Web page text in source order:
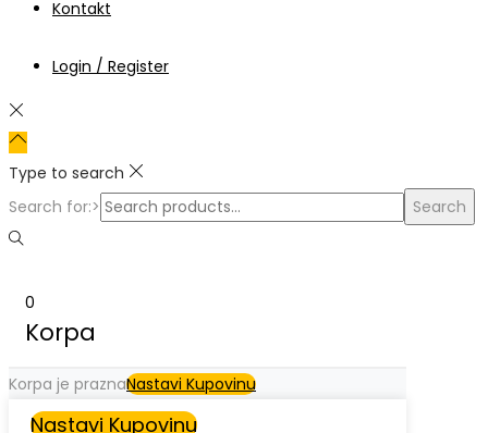
Kontakt
Login / Register
Type to search
Search for:>
Search
0
Korpa
Korpa je praznaNastavi Kupovinu
Nastavi Kupovinu